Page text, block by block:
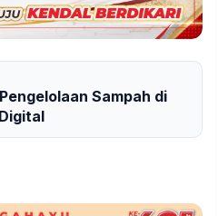
Sampah di